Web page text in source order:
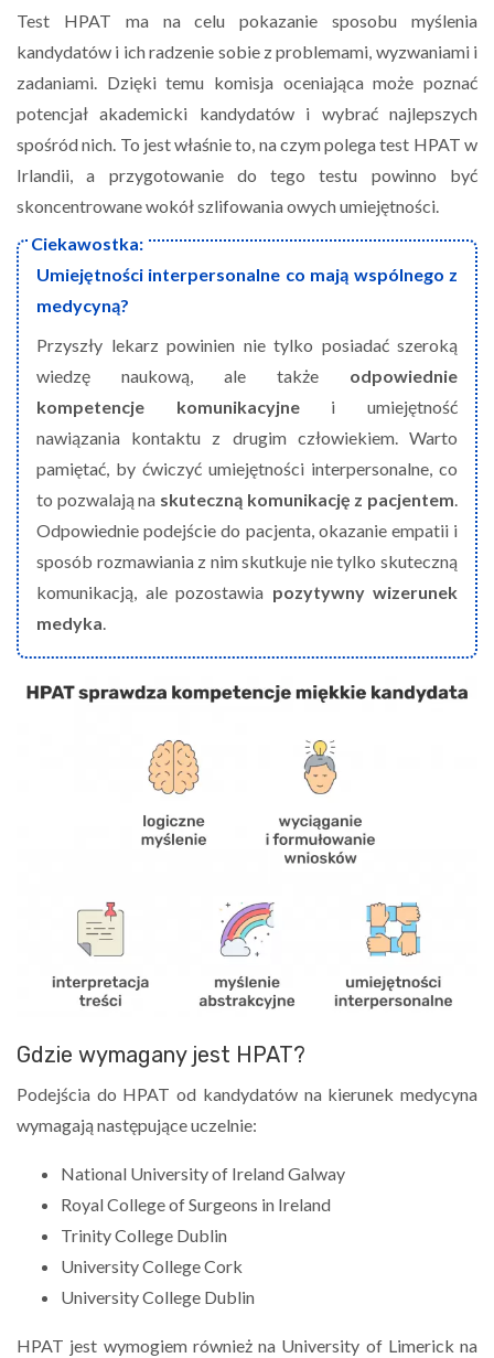
Test HPAT ma na celu pokazanie sposobu myślenia
kandydatów i ich radzenie sobie z problemami, wyzwaniami i
zadaniami. Dzięki temu komisja oceniająca może poznać
potencjał akademicki kandydatów i wybrać najlepszych
spośród nich. To jest właśnie to, na czym polega test HPAT w
Irlandii, a przygotowanie do tego testu powinno być
skoncentrowane wokół szlifowania owych umiejętności.
Umiejętności interpersonalne co mają wspólnego z
medycyną?
Przyszły lekarz powinien nie tylko posiadać szeroką
wiedzę naukową, ale także odpowiednie
kompetencje komunikacyjne i umiejętność
nawiązania kontaktu z drugim człowiekiem. Warto
pamiętać, by ćwiczyć umiejętności interpersonalne, co
to pozwalają na skuteczną komunikację z pacjentem.
Odpowiednie podejście do pacjenta, okazanie empatii i
sposób rozmawiania z nim skutkuje nie tylko skuteczną
komunikacją, ale pozostawia pozytywny wizerunek
medyka.
Gdzie wymagany jest HPAT?
Podejścia do HPAT od kandydatów na kierunek medycyna
wymagają następujące uczelnie:
National University of Ireland Galway
Royal College of Surgeons in Ireland
Trinity College Dublin
University College Cork
University College Dublin
HPAT jest wymogiem również na University of Limerick na